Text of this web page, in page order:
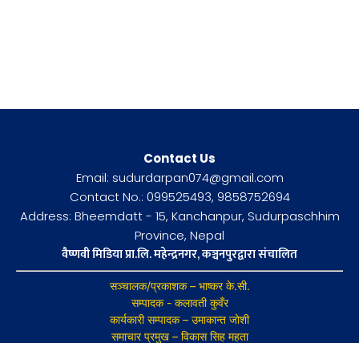
Contact Us
Email: sudurdarpan074@gmail.com
Contact No.: 099525493, 9858752694
Address: Bheemdatt - 15, Kanchanpur, Sudurpaschhim
Province, Nepal
वैष्णवी मिडिया प्रा.लि. महेन्द्रनगर, कञ्चनपुरद्वारा संचालित
सञ्चालक/प्रकाशक – भाष्कर के.सी.
सम्पादक - कलावती कुवँर
कार्यकारी सम्पादक – उमाकान्त जोशी
समाचार प्रमुख – विकास सिह महता